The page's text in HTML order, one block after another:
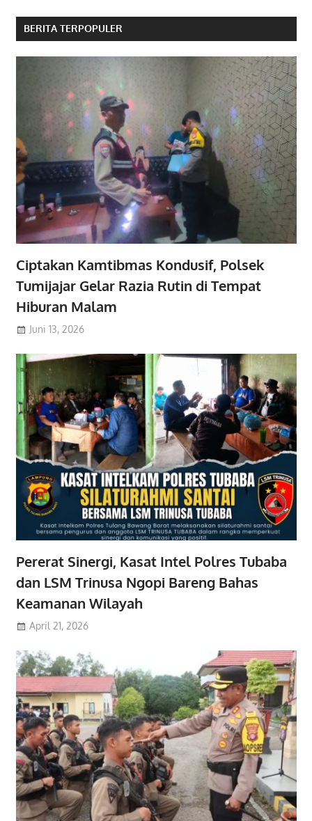
BERITA TERPOPULER
Ciptakan Kamtibmas Kondusif, Polsek
Tumijajar Gelar Razia Rutin di Tempat
Hiburan Malam
Juni 13, 2026
Pererat Sinergi, Kasat Intel Polres Tubaba
dan LSM Trinusa Ngopi Bareng Bahas
Keamanan Wilayah
April 21, 2026